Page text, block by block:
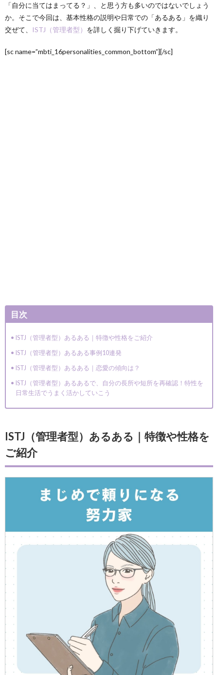
「自分に当てはまってる？」、と思う方も多いのではないでしょう
か。そこで今回は、基本性格の説明や日常での「あるある」を織り
交ぜて、
ISTJ（管理者型） を詳しく掘り下げていきます。
[sc name=”mbti_16personalities_common_bottom”][/sc]
目次
ISTJ（管理者型）あるある｜特徴や性格をご紹介
ISTJ（管理者型）あるある事例10連発
ISTJ（管理者型）あるある｜恋愛の傾向は？
ISTJ（管理者型）あるあるで、自分の長所や短所を再確認！特性を
日常生活でうまく活かしていこう
ISTJ（管理者型）あるある｜特徴や性格を
ご紹介